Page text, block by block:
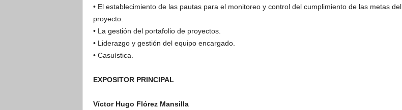
• El establecimiento de las pautas para el monitoreo y control del cumplimiento de las metas del
proyecto.
• La gestión del portafolio de proyectos.
• Liderazgo y gestión del equipo encargado.
• Casuística.
EXPOSITOR PRINCIPAL
Víctor Hugo Flórez Mansilla